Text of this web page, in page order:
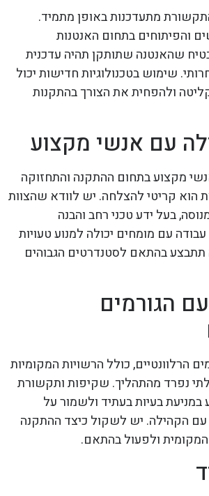
מתעדכנות באופן מתמיד.
והפיתוחים בתחום האנטנות
שהאנטנה שתותקן תהיה עדכנית
שימוש בטכנולוגיות חדישות יכול
ולהפחית את הצורך בהתקנות
עם אנשי מקצוע
מקצוע בתחום ההתקנה והתחזוקה
הוא קריטי להצלחה. יש לוודא שהצוות
בעל ידע טכני רחב והבנה
עם מומחים יכולה למנוע טעויות
בהתאם לסטנדרטים הגבוהים
הגורמים
הרלוונטיים, כולל הרשויות המקומיות
נפרד מהתהליך. שקיפות ותקשורת
במניעת בעיות בעתיד ולשמור על
הקהילה. יש לשקול כיצד ההתקנה
ולפעול בהתאם.